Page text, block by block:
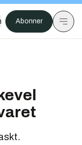
Abonner